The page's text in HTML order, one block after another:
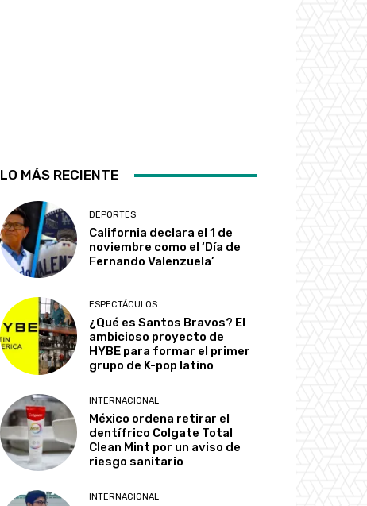
LO MÁS RECIENTE
DEPORTES
California declara el 1 de
noviembre como el ‘Día de
Fernando Valenzuela’
ESPECTÁCULOS
¿Qué es Santos Bravos? El
ambicioso proyecto de
HYBE para formar el primer
grupo de K-pop latino
INTERNACIONAL
México ordena retirar el
dentífrico Colgate Total
Clean Mint por un aviso de
riesgo sanitario
INTERNACIONAL